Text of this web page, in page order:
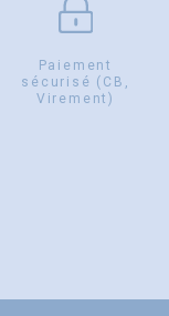
Paiement
sécurisé (CB,
Virement)